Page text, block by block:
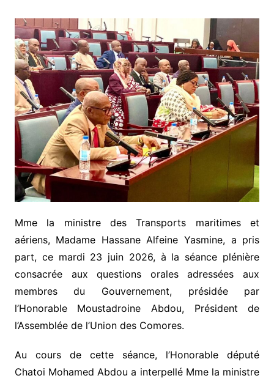
Mme la ministre des Transports maritimes et
aériens, Madame Hassane Alfeine Yasmine, a pris
part, ce mardi 23 juin 2026, à la séance plénière
consacrée aux questions orales adressées aux
membres du Gouvernement, présidée par
l’Honorable Moustadroine Abdou, Président de
l’Assemblée de l’Union des Comores.
Au cours de cette séance, l’Honorable député
Chatoi Mohamed Abdou a interpellé Mme la ministre